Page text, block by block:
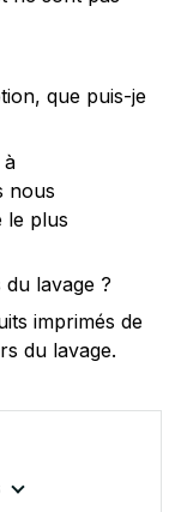
que puis-je
à
nous
le plus
lavage ?
imprimés de
du lavage.